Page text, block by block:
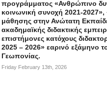
προγράμματος «Ανθρώπινο
κοινωνική συνοχή 2021-2027»,
μάθησης στην Ανώτατη
ακαδημαϊκής διδακτικής
επιστήμονες κατόχους
2025 – 2026» εαρινό εξάμηνο
Γεωπονίας.
Friday February 13th, 2026